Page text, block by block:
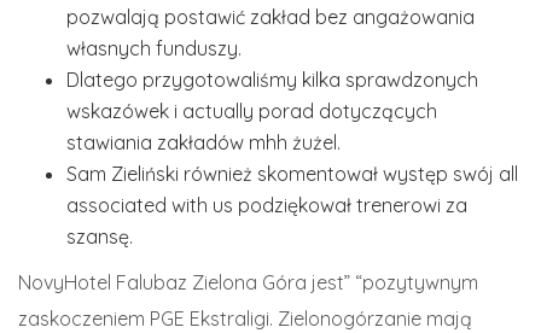
pozwalają postawić zakład bez angażowania
własnych funduszy.
Dlatego przygotowaliśmy kilka sprawdzonych
wskazówek i actually porad dotyczących
stawiania zakładów mhh żużel.
Sam Zieliński również skomentował występ swój all
associated with us podziękował trenerowi za
szansę.
NovyHotel Falubaz Zielona Góra jest” “pozytywnym
zaskoczeniem PGE Ekstraligi. Zielonogórzanie mają